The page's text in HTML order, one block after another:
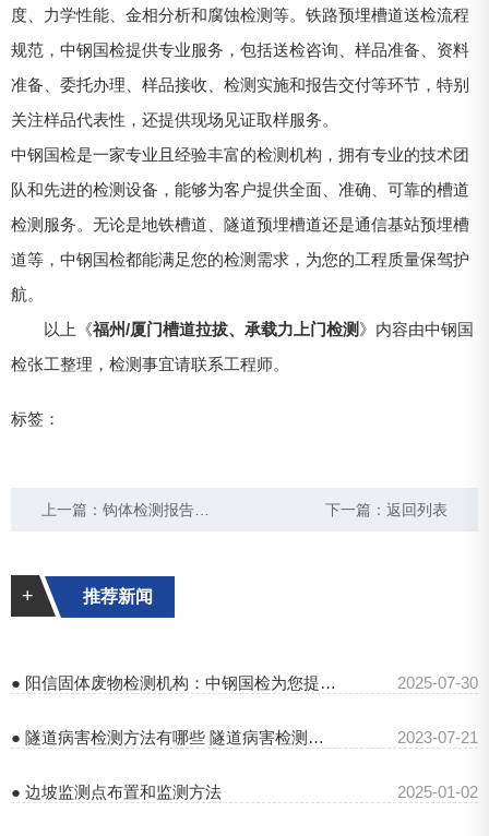
度、力学性能、金相分析和腐蚀检测等。铁路预埋槽道送检流程
规范，中钢国检提供专业服务，包括送检咨询、样品准备、资料
准备、委托办理、样品接收、检测实施和报告交付等环节，特别
关注样品代表性，还提供现场见证取样服务。
中钢国检是一家专业且经验丰富的检测机构，拥有专业的技术团
队和先进的检测设备，能够为客户提供全面、准确、可靠的槽道
检测服务。无论是地铁槽道、隧道预埋槽道还是通信基站预埋槽
道等，中钢国检都能满足您的检测需求，为您的工程质量保驾护
航。
以上《福州/厦门槽道拉拔、承载力上门检测 》内容由中钢国
检张工整理，检测事宜请联系工程师。
标签：
上一篇：钩体检测报告有效期多久？车辆段年检要求 下一篇： 返回列表
+ 推荐新闻
● 阳信固体废物检测机构：中钢国检为您提供专业服务 2025-07-30
● 隧道病害检测方法有哪些 隧道病害检测费用 2023-07-21
● 边坡监测点布置和监测方法 2025-01-02